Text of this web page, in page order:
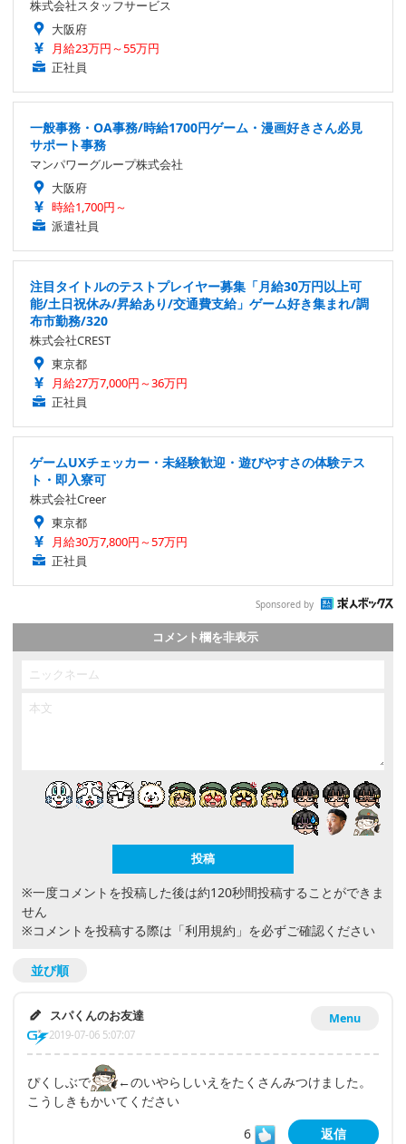
株式会社スタッフサービス
大阪府
月給23万円～55万円
正社員
一般事務・OA事務/時給1700円ゲーム・漫画好きさん必見
サポート事務
マンパワーグループ株式会社
大阪府
時給1,700円～
派遣社員
注目タイトルのテストプレイヤー募集「月給30万円以上可
能/土日祝休み/昇給あり/交通費支給」ゲーム好き集まれ/調
布市勤務/320
株式会社CREST
東京都
月給27万7,000円～36万円
正社員
ゲームUXチェッカー・未経験歓迎・遊びやすさの体験テス
ト・即入寮可
株式会社Creer
東京都
月給30万7,800円～57万円
正社員
Sponsored by
コメント欄を非表示
※一度コメントを投稿した後は約120秒間投稿することができま
せん
※コメントを投稿する際は 「利用規約」 を必ずご確認ください
並び順
Menu
スパくんのお友達
2019-07-06 5:07:07
ぴくしぶで
←のいやらしいえをたくさんみつけました。
こうしきもかいてください
6
返信